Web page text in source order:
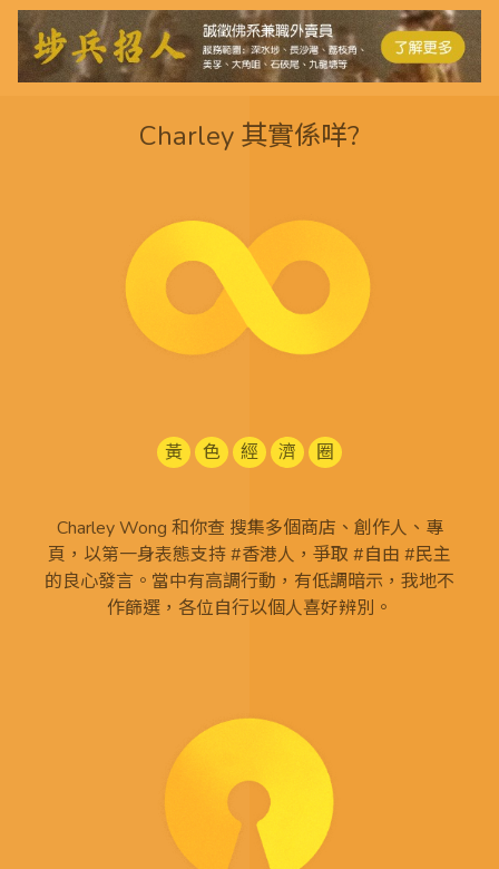
Charley 其實係咩?
黃 色 經 濟 圈
Charley Wong 和你查 搜集多個商店、創作人、專
頁，以第一身表態支持 #香港人，爭取 #自由 #民主
的良心發言。當中有高調行動，有低調暗示，我地不
作篩選，各位自行以個人喜好辨別。